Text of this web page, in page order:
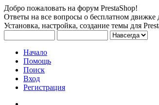
Добро пожаловать на форум PrestaShop!
Ответы на все вопросы о бесплатном движке
Установка, настройка, создание темы для
Начало
Помощь
Поиск
Вход
Регистрация